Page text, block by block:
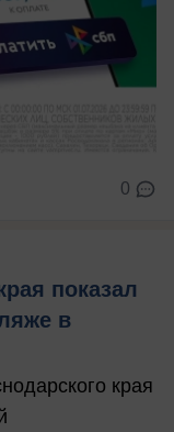
0
показал
в
края